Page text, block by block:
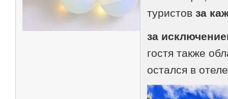
туристов за
за
гостя также
остался в